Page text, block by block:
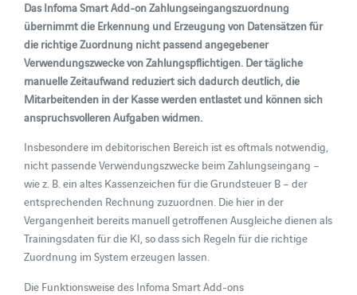
Das Infoma Smart Add-on Zahlungseingangszuordnung
übernimmt die Erkennung und Erzeugung von Datensätzen für
die richtige Zuordnung nicht passend angegebener
Verwendungszwecke von Zahlungspflichtigen. Der tägliche
manuelle Zeitaufwand reduziert sich dadurch deutlich, die
Mitarbeitenden in der Kasse werden entlastet und können sich
anspruchsvolleren Aufgaben widmen.
Insbesondere im debitorischen Bereich ist es oftmals notwendig,
nicht passende Verwendungszwecke beim Zahlungseingang –
wie z. B. ein altes Kassenzeichen für die Grundsteuer B – der
entsprechenden Rechnung zuzuordnen. Die hier in der
Vergangenheit bereits manuell getroffenen Ausgleiche dienen als
Trainingsdaten für die KI, so dass sich Regeln für die richtige
Zuordnung im System erzeugen lassen.
Die Funktionsweise des Infoma Smart Add-ons